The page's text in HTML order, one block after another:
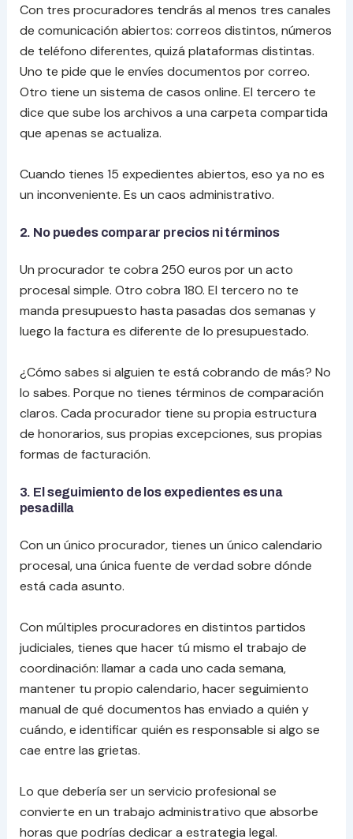
Con tres procuradores tendrás al menos tres canales
de comunicación abiertos: correos distintos, números
de teléfono diferentes, quizá plataformas distintas.
Uno te pide que le envíes documentos por correo.
Otro tiene un sistema de casos online. El tercero te
dice que sube los archivos a una carpeta compartida
que apenas se actualiza.
Cuando tienes 15 expedientes abiertos, eso ya no es
un inconveniente. Es un caos administrativo.
2. No puedes comparar precios ni términos
Un procurador te cobra 250 euros por un acto
procesal simple. Otro cobra 180. El tercero no te
manda presupuesto hasta pasadas dos semanas y
luego la factura es diferente de lo presupuestado.
¿Cómo sabes si alguien te está cobrando de más? No
lo sabes. Porque no tienes términos de comparación
claros. Cada procurador tiene su propia estructura
de honorarios, sus propias excepciones, sus propias
formas de facturación.
3. El seguimiento de los expedientes es una
pesadilla
Con un único procurador, tienes un único calendario
procesal, una única fuente de verdad sobre dónde
está cada asunto.
Con múltiples procuradores en distintos partidos
judiciales, tienes que hacer tú mismo el trabajo de
coordinación: llamar a cada uno cada semana,
mantener tu propio calendario, hacer seguimiento
manual de qué documentos has enviado a quién y
cuándo, e identificar quién es responsable si algo se
cae entre las grietas.
Lo que debería ser un servicio profesional se
convierte en un trabajo administrativo que absorbe
horas que podrías dedicar a estrategia legal.